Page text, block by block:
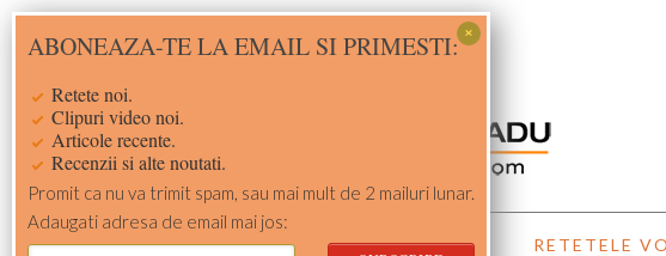
Skip
to
Skip
to
Skip
to
Skip
to
ACASA RETETE RETETELE
ABONEAZA-TE LA EMAIL SI PRIMESTI:
Retete noi.
Clipuri video noi.
Articole recente.
Recenzii si alte noutati.
Promit ca nu va trimit spam, sau mai mult de 2 mailuri lunar.
Adaugati adresa de email mai jos: